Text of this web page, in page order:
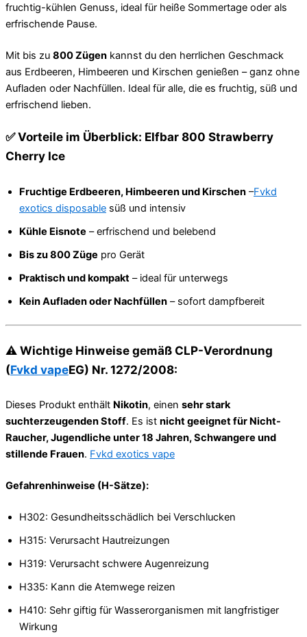
fruchtig-kühlen Genuss, ideal für heiße Sommertage oder als
erfrischende Pause.
Mit bis zu 800 Zügen kannst du den herrlichen Geschmack
aus Erdbeeren, Himbeeren und Kirschen genießen – ganz ohne
Aufladen oder Nachfüllen. Ideal für alle, die es fruchtig, süß und
erfrischend lieben.
✅ Vorteile im Überblick: Elfbar 800 Strawberry
Cherry Ice
Fruchtige Erdbeeren, Himbeeren und Kirschen –Fvkd
exotics disposable süß und intensiv
Kühle Eisnote – erfrischend und belebend
Bis zu 800 Züge pro Gerät
Praktisch und kompakt – ideal für unterwegs
Kein Aufladen oder Nachfüllen – sofort dampfbereit
⚠️ Wichtige Hinweise gemäß CLP-Verordnung
(Fvkd vapeEG) Nr. 1272/2008:
Dieses Produkt enthält Nikotin, einen sehr stark
suchterzeugenden Stoff. Es ist nicht geeignet für Nicht-
Raucher, Jugendliche unter 18 Jahren, Schwangere und
stillende Frauen. Fvkd exotics vape
Gefahrenhinweise (H-Sätze):
H302: Gesundheitsschädlich bei Verschlucken
H315: Verursacht Hautreizungen
H319: Verursacht schwere Augenreizung
H335: Kann die Atemwege reizen
H410: Sehr giftig für Wasserorganismen mit langfristiger
Wirkung